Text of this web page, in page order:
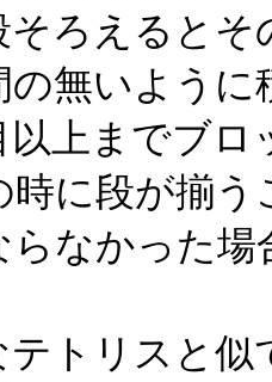
そろえると
の無いよう
以上までブ
時に段が揃
らなかった
テトリスと